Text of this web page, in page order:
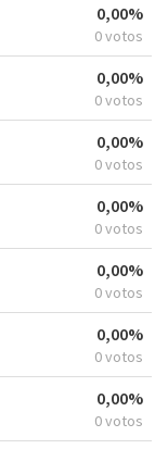
0,00%
0 votos
0,00%
0 votos
0,00%
0 votos
0,00%
0 votos
0,00%
0 votos
0,00%
0 votos
0,00%
0 votos